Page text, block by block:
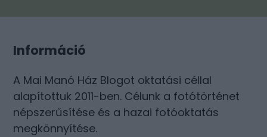
Információ
A Mai Manó Ház Blogot oktatási céllal
alapítottuk 2011-ben. Célunk a fotótörténet
népszerűsítése és a hazai fotóoktatás
megkönnyítése.